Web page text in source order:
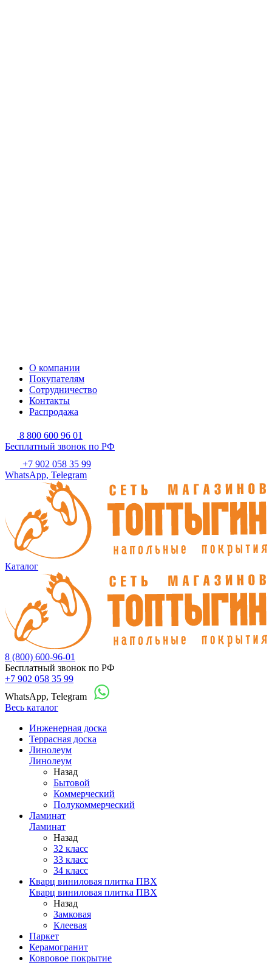
О компании
Покупателям
Сотрудничество
Контакты
Распродажа
8 800 600 96 01
Бесплатный звонок по РФ
+7 902 058 35 99
WhatsApp, Telegram
Каталог
8 (800) 600-96-01
Бесплатный звонок по РФ
+7 902 058 35 99
WhatsApp, Telegram
Весь каталог
Инженерная доска
Террасная доска
Линолеум
Линолеум
Назад
Бытовой
Коммерческий
Полукоммерческий
Ламинат
Ламинат
Назад
32 класс
33 класс
34 класс
Кварц виниловая плитка ПВХ
Кварц виниловая плитка ПВХ
Назад
Замковая
Клеевая
Паркет
Керамогранит
Ковровое покрытие